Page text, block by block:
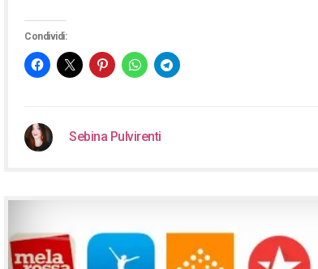
Condividi:
Sebina Pulvirenti